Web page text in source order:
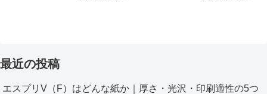
最近の投稿
エスプリV（F）はどんな紙か｜厚さ・光沢・印刷適性の5つ